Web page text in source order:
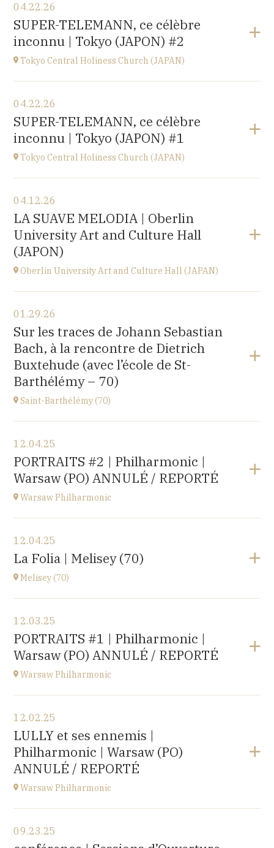
Yamanashi (JAPAN)
Kofu-City
at19H30
Go to site
04.22.26
SUPER-TELEMANN, ce célèbre
inconnu | Tokyo (JAPON) #2
Tokyo Central Holiness Church (JAPAN)
Tokyo (JAPAN)
at19H
04.22.26
SUPER-TELEMANN, ce célèbre
inconnu | Tokyo (JAPON) #1
Tokyo Central Holiness Church (JAPAN)
Tokyo (JAPAN)
at14H
04.12.26
LA SUAVE MELODIA | Oberlin
University Art and Culture Hall
(JAPON)
Oberlin University Art and Culture Hall (JAPAN)
〒194-0032 東京都町田市本町田2600-4
2600-4, Honmachida, Machida City, Tokyo (JAPAN)
at14H
Go to site
01.29.26
Sur les traces de Johann Sebastian
Bach, à la rencontre de Dietrich
Buxtehude (avec l’école de St-
Barthélémy – 70)
Saint-Barthélémy (70)
Gymnase,
1B Route de Ronchamp, 70270 Saint-Barthélemy
at15H
12.04.25
PORTRAITS #2 | Philharmonic |
Warsaw (PO) ANNULÉ / REPORTÉ
Warsaw Philharmonic
POLOGNE
at20H00
Buy your tickets
12.04.25
La Folia | Melisey (70)
Melisey (70)
Melisey (70)
at18H00
12.03.25
PORTRAITS #1 | Philharmonic |
Warsaw (PO) ANNULÉ / REPORTÉ
Warsaw Philharmonic
POLOGNE
at20H00
Buy your tickets
12.02.25
LULLY et ses ennemis |
Philharmonic | Warsaw (PO)
ANNULÉ / REPORTÉ
Warsaw Philharmonic
POLOGNE
09.23.25